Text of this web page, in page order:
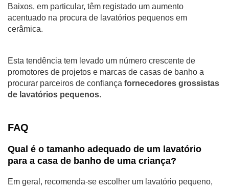
Baixos, em particular, têm registado um aumento
acentuado na procura de lavatórios pequenos em
cerâmica.
Esta tendência tem levado um número crescente de
promotores de projetos e marcas de casas de banho a
procurar parceiros de confiança fornecedores grossistas
de lavatórios pequenos.
FAQ
Qual é o tamanho adequado de um lavatório
para a casa de banho de uma criança?
Em geral, recomenda-se escolher um lavatório pequeno,